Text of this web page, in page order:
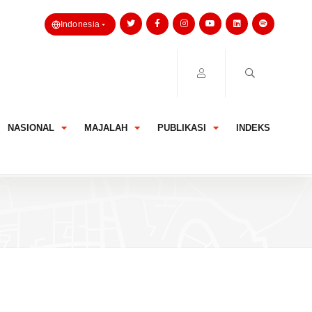
Indonesia
NASIONAL MAJALAH PUBLIKASI INDEKS